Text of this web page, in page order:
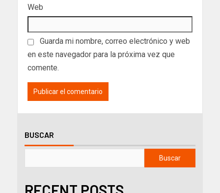
Web
Guarda mi nombre, correo electrónico y web
en este navegador para la próxima vez que
comente.
BUSCAR
Buscar